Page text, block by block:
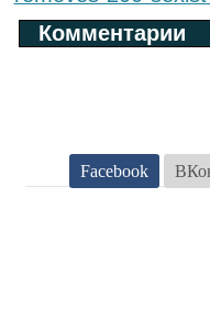
Комментарии
Facebook